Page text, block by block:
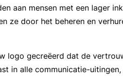
aan mensen met een lager
ze door het beheren en
logo gecreëerd dat de
in alle communicatie-